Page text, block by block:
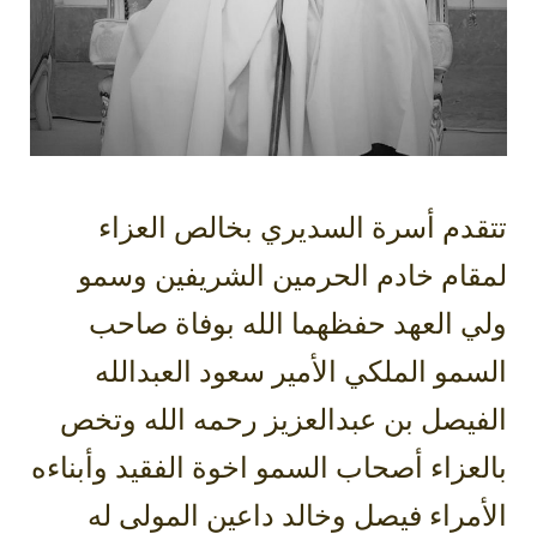
تتقدم أسرة السديري بخالص العزاء
لمقام خادم الحرمين الشريفين وسمو
ولي العهد حفظهما الله بوفاة صاحب
السمو الملكي الأمير سعود العبدالله
الفيصل بن عبدالعزيز رحمه الله وتخص
بالعزاء أصحاب السمو اخوة الفقيد وأبناءه
الأمراء فيصل وخالد داعين المولى له